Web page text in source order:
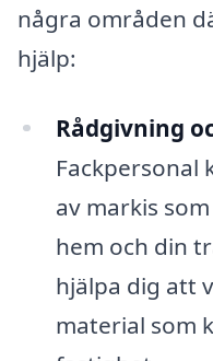
några områden
hjälp:
Rådgivning
Fackpersonal
av markis
hem och din
hjälpa dig att
material som